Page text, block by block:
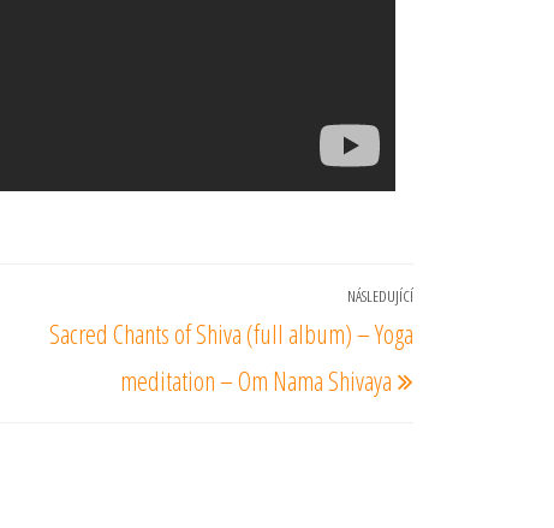
NÁSLEDUJÍCÍ
Sacred Chants of Shiva (full album) – Yoga
meditation – Om Nama Shivaya